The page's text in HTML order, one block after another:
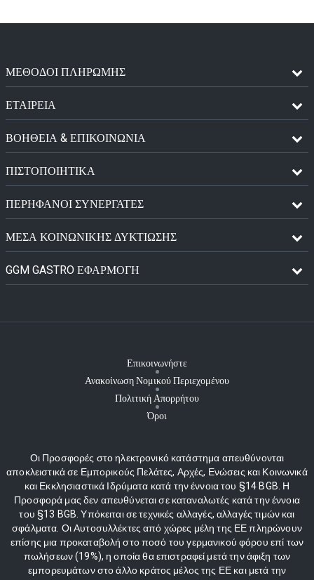
ΜΈΘΟΔΟΙ ΠΛΗΡΩΜΉΣ
ΕΤΑΙΡΕΙΑ
ΒΟΗΘΕΙΑ & ΕΠΙΚΟΙΝΩΝΙΑ
ΠΙΣΤΟΠΟΙΗΤΙΚΆ
ΠΕΡΉΦΑΝΟΙ ΣΥΝΕΡΓΆΤΕΣ
ΜΈΣΑ ΚΟΙΝΩΝΙΚΉΣ ΔΥΚΤΊΩΣΗΣ
GGM GASTRO ΕΦΑΡΜΟΓΉ
Επικοινωνήστε
Ανακοίνωση Νομικού Περιεχομένου
Πολιτική Απορρήτου
Όροι
Οι Προσφορές στο ηλεκτρονικό κατάστημα απευθύνονται
αποκλειστικά σε Εμπορικούς Πελάτες, Αρχές, Ενώσεις και Κοινωνικά
και Εκκλησιαστικά Ιδρύματα κατά την έννοια του §14 BGB. Η
Προσφορά μας δεν απευθύνεται σε καταναλωτές κατά την έννοια
του §13 BGB. Υπόκειται σε τεχνικές αλλαγές, αλλαγές τιμών και
σφάλματα. Οι Αυτοσυλλέκτες από χώρες μέλη της ΕΕ πληρώνουν
επίσης μια προκαταβολή στο ποσό του γερμανικού φόρου επί των
πωλήσεων (19%), η οποία θα επιστραφεί μετά την άφιξη των
εμπορευμάτων στο άλλο κράτος μέλος της ΕΕ και μετά την